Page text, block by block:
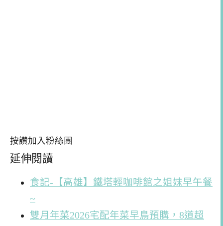
按讚加入粉絲團
延伸閱讀
食記-【高雄】鐵塔輕咖啡館之姐妹早午餐
~
雙月年菜2026宅配年菜早鳥預購，8道超